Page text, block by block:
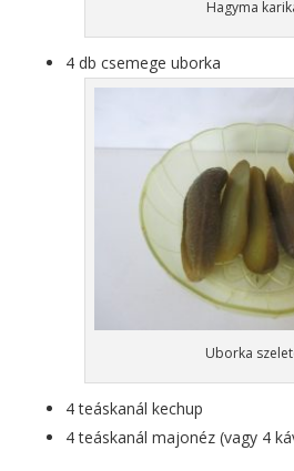
Hagyma
4 db csemege uborka
Uborka
4 teáskanál kechup
4 teáskanál majonéz (vagy 4